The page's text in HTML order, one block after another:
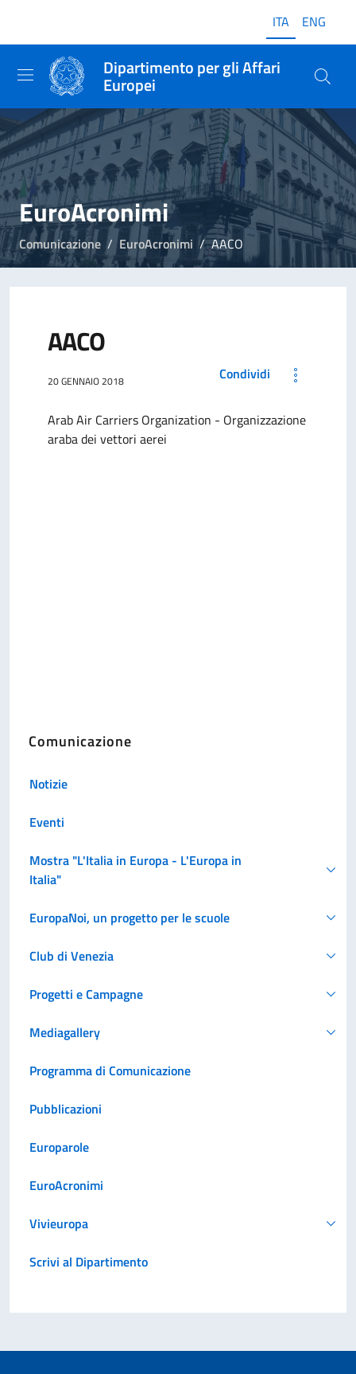
ITA ENG
Dipartimento per gli Affari
Europei
EuroAcronimi
Comunicazione EuroAcronimi AACO
AACO
20 GENNAIO 2018 Condividi
Arab Air Carriers Organization - Organizzazione
araba dei vettori aerei
Comunicazione
Notizie
Eventi
Mostra "L'Italia in Europa - L'Europa in
Italia"
EuropaNoi, un progetto per le scuole
Club di Venezia
Progetti e Campagne
Mediagallery
Programma di Comunicazione
Pubblicazioni
Europarole
EuroAcronimi
Vivieuropa
Scrivi al Dipartimento